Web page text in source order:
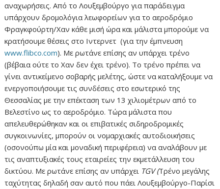
αναχωρήσεις. Από το Λουξεμβούργο για παράδειγμα
υπάρχουν δρομολόγια λεωφορείων για το αεροδρόμιο
Φραγκφούρτη/Χαν κάθε μισή ώρα και μάλιστα μπορούμε να
κρατήσουμε θέσεις στο Ιντερνετ (για την έμπνευση
www.flibco.com). Με ρωτάνε επίσης αν υπάρχει τρένο
(βέβαια ούτε το Χαν δεν έχει τρένο). Το τρένο πρέπει να
γίνει αντικείμενο σοβαρής μελέτης, ώστε να καταλήξουμε να
ενεργοποιήσουμε τις συνδέσεις στο εσωτερικό της
Θεσσαλίας με την επέκταση των 13 χιλιομέτρων από το
Βελεστίνο ως το αεροδρόμιο. Τώρα μάλιστα που
απελευθερώθηκαν και οι επιβατικές σιδηροδρομικές
συγκοινωνίες, μπορούν οι νομαρχιακές αυτοδιοικήσεις
(οσονούπω μία και μοναδική περιφέρεια) να αναλάβουν με
τις αναπτυξιακές τους εταιρείες την εκμετάλλευση του
δικτύου. Με ρωτάνε επίσης αν υπάρχει TGV (Τρένο μεγάλης
ταχύτητας δηλαδή σαν αυτό που πάει Λουξεμβούργο-Παρίσι